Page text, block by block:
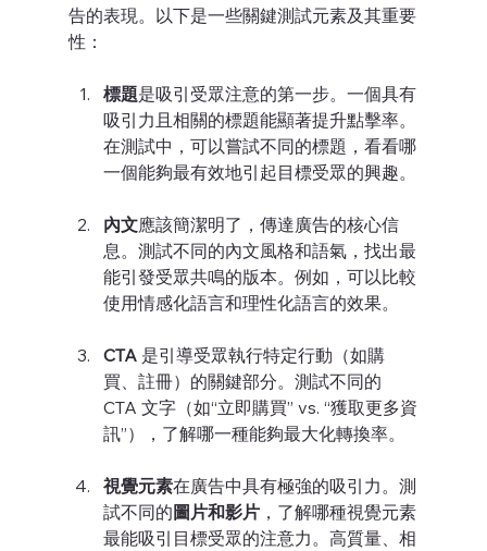
告的表現。以下是一些關鍵測試元素及其重要
性：
標題是吸引受眾注意的第一步。一個具有
吸引力且相關的標題能顯著提升點擊率。
在測試中，可以嘗試不同的標題，看看哪
一個能夠最有效地引起目標受眾的興趣。
內文應該簡潔明了，傳達廣告的核心信
息。測試不同的內文風格和語氣，找出最
能引發受眾共鳴的版本。例如，可以比較
使用情感化語言和理性化語言的效果。
CTA 是引導受眾執行特定行動（如購
買、註冊）的關鍵部分。測試不同的
CTA 文字（如“立即購買” vs. “獲取更多資
訊”），了解哪一種能夠最大化轉換率。
視覺元素在廣告中具有極強的吸引力。測
試不同的圖片和影片，了解哪種視覺元素
最能吸引目標受眾的注意力。高質量、相